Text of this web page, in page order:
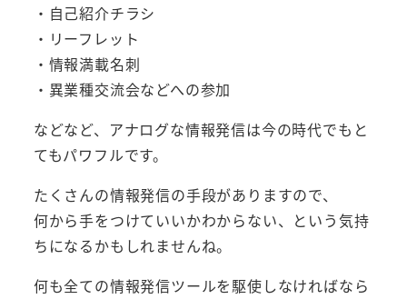
・自己紹介チラシ
・リーフレット
・情報満載名刺
・異業種交流会などへの参加
などなど、アナログな情報発信は今の時代でもと
てもパワフルです。
たくさんの情報発信の手段がありますので、
何から手をつけていいかわからない、という気持
ちになるかもしれませんね。
何も全ての情報発信ツールを駆使しなければなら